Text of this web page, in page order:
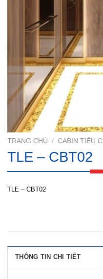
TRANG CHỦ / CABIN TIÊU
TLE – CBT02
TLE – CBT02
THÔNG TIN CHI TIẾT